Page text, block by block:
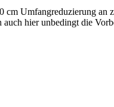
cm Umfangreduzierung an
hier unbedingt die